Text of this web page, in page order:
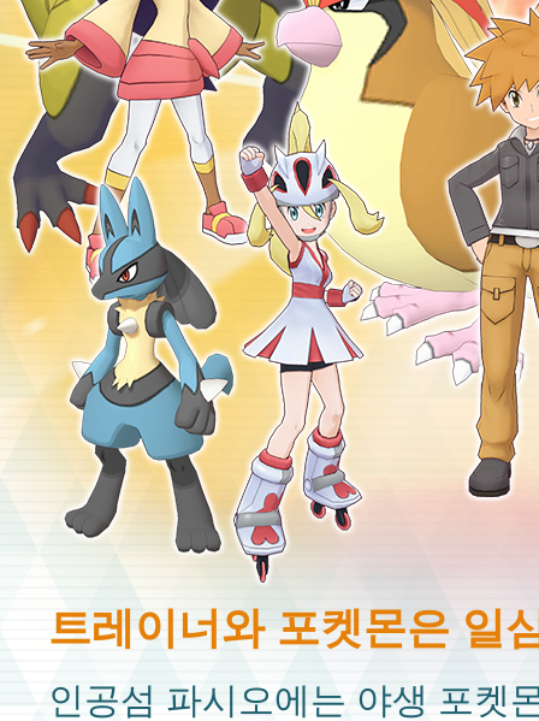
트레이너와 포켓몬은 일
인공섬 파시오에는 야생 포켓